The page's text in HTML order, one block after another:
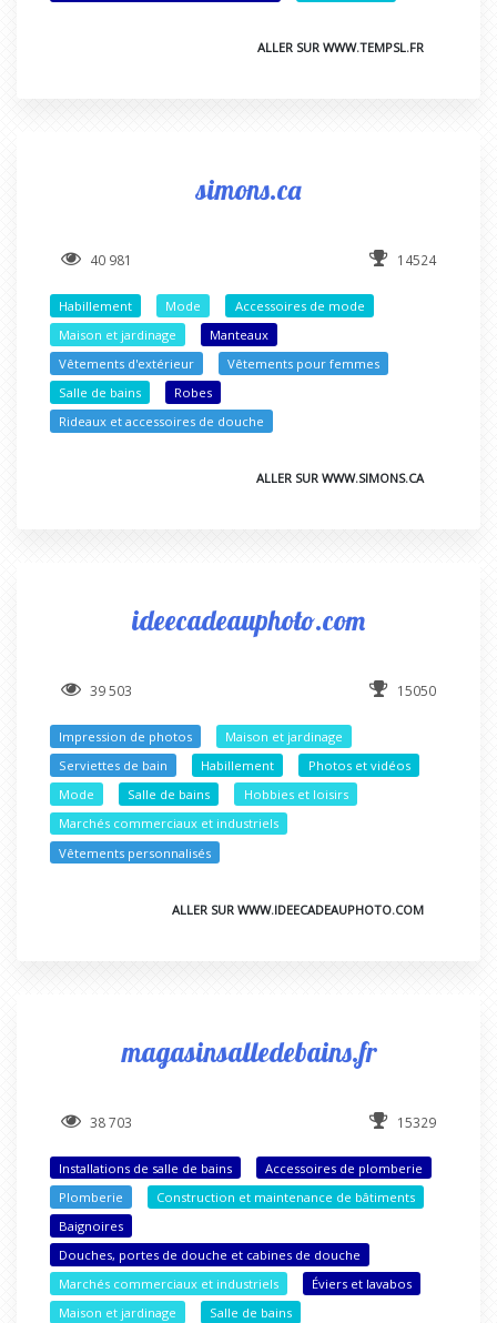
ALLER SUR WWW.TEMPSL.FR
simons.ca
40 981 14524
Habillement Mode
Accessoires de mode
Maison et jardinage
Manteaux
Vêtements d'extérieur
Vêtements pour femmes
Salle de bains
Robes
Rideaux et accessoires de douche
ALLER SUR WWW.SIMONS.CA
ideecadeauphoto.com
39 503 15050
Impression de photos
Maison et jardinage
Serviettes de bain
Habillement
Photos et vidéos
Mode
Salle de bains
Hobbies et loisirs
Marchés commerciaux et industriels
Vêtements personnalisés
ALLER SUR WWW.IDEECADEAUPHOTO.COM
magasinsalledebains.fr
38 703 15329
Installations de salle de bains
Accessoires de plomberie
Plomberie
Construction et maintenance de bâtiments
Baignoires
Douches, portes de douche et cabines de douche
Marchés commerciaux et industriels
Éviers et lavabos
Maison et jardinage
Salle de bains